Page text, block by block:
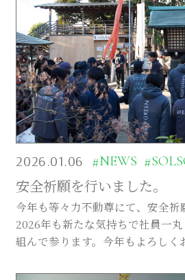
2026.01.06 #NEWS
安全祈願を行いました。
今年も等々力不動尊にて、安全祈
2026年も新たな気持ちで社員一
組んで参ります。今年もよろしく